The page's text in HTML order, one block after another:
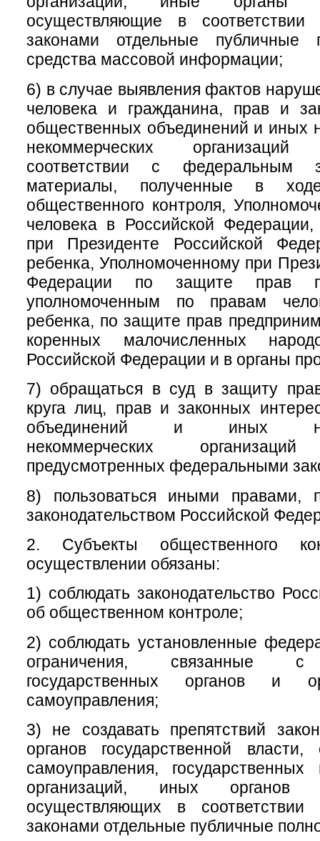
осуществляющие в
законами отдельные
средства массовой информации;
6) в случае выявления фактов
человека и гражданина, прав и
общественных объединений и иных
некоммерческих
соответствии с федеральным
материалы, полученные в
общественного контроля,
человека в Российской
при Президенте Российской
ребенка, Уполномоченному при
Федерации по защите прав
уполномоченным по правам
ребенка, по защите прав
коренных малочисленных
Российской Федерации и в органы
7) обращаться в суд в защиту
круга лиц, прав и законных
объединений и иных
некоммерческих
предусмотренных федеральными
8) пользоваться иными правами,
законодательством Российской
2. Субъекты общественного
осуществлении обязаны:
1) соблюдать законодательство
об общественном контроле;
2) соблюдать установленные
ограничения, связанные с
государственных органов и
самоуправления;
3) не создавать препятствий
органов государственной власти,
самоуправления,
организаций, иных органов
осуществляющих в
законами отдельные публичные